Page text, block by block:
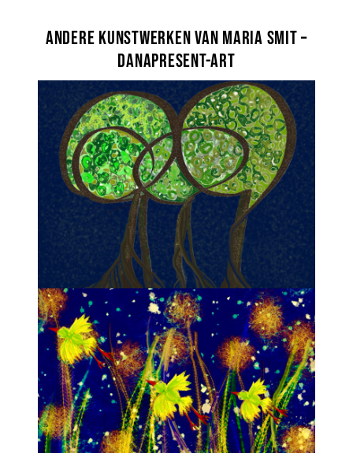
Andere kunstwerken van Maria Smit –
DanaPresent-Art